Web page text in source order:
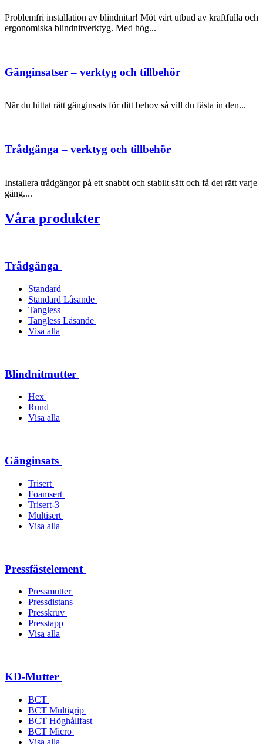
Problemfri installation av blindnitar! Möt vårt utbud av kraftfulla och
ergonomiska blindnitverktyg. Med hög...
Gänginsatser – verktyg och tillbehör
När du hittat rätt gänginsats för ditt behov så vill du fästa in den...
Trådgänga – verktyg och tillbehör
Installera trådgängor på ett snabbt och stabilt sätt och få det rätt varje
gång....
Våra produkter
Trådgänga
Standard
Standard Låsande
Tangless
Tangless Låsande
Visa alla
Blindnitmutter
Hex
Rund
Visa alla
Gänginsats
Trisert
Foamsert
Trisert-3
Multisert
Visa alla
Pressfästelement
Pressmutter
Pressdistans
Presskruv
Presstapp
Visa alla
KD-Mutter
BCT
BCT Multigrip
BCT Höghållfast
BCT Micro
Visa alla